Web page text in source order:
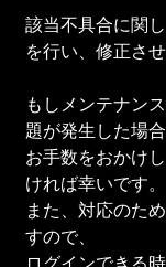
該当不具合に関
を行い、修正さ
もしメンテナン
題が発生した場合
お手数をおかけ
ければ幸いです。
また、対応のた
すので、
ログインできる